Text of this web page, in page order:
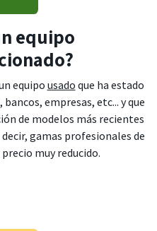
equipo
equipo usado que ha estado
empresas, etc... y que
de modelos más recientes
gamas profesionales de
muy reducido.